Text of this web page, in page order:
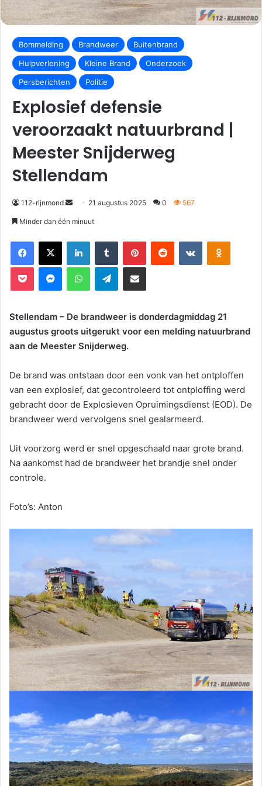
Bommelding Brandweer
Buitenbrand
Hulpverlening
Kleine Brand
Onderzoek
Persberichten
Politie
Explosief defensie
veroorzaakt natuurbrand |
Meester Snijderweg
Stellendam
112-rijnmond 21 augustus 2025 0 567
Minder dan één minuut
Facebook
X LinkedInTumblr PinterestReddit VKontakteOdnoklassniki
Pocket MessengerWhatsAppTelegramDeel via E-mail
Stellendam – De brandweer is donderdagmiddag 21
augustus groots uitgerukt voor een melding natuurbrand
aan de Meester Snijderweg.
De brand was ontstaan door een vonk van het ontploffen
van een explosief, dat gecontroleerd tot ontploffing werd
gebracht door de Explosieven Opruimingsdienst (EOD). De
brandweer werd vervolgens snel gealarmeerd.
Uit voorzorg werd er snel opgeschaald naar grote brand.
Na aankomst had de brandweer het brandje snel onder
controle.
Foto’s: Anton